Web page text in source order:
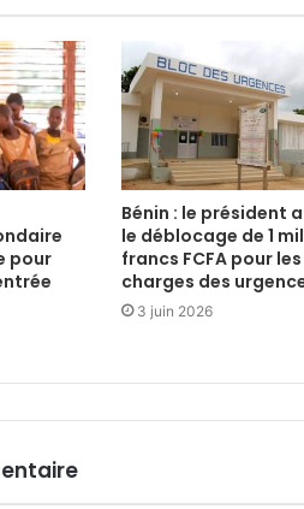
pour
Bénin : le président
le déblocage de 1
francs FCFA pour
charges des
3 juin 2026